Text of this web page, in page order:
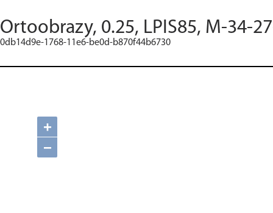
Ortoobrazy, 0.25, LPIS85, M-34-
0db14d9e-1768-11e6-be0d-b870f44b6730
+
−